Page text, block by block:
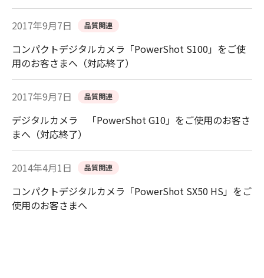
2017年9月7日 品質関連
コンパクトデジタルカメラ「PowerShot S100」をご使
用のお客さまへ（対応終了）
2017年9月7日 品質関連
デジタルカメラ 「PowerShot G10」をご使用のお客さ
まへ（対応終了）
2014年4月1日 品質関連
コンパクトデジタルカメラ「PowerShot SX50 HS」をご
使用のお客さまへ